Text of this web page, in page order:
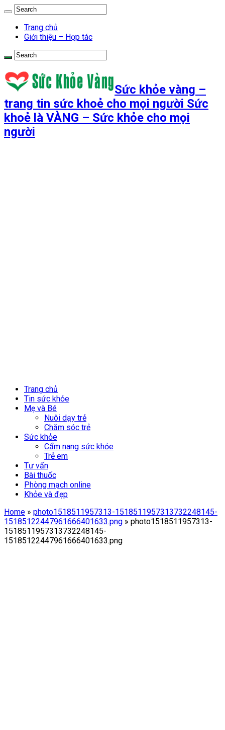
Trang chủ
Giới thiệu – Hợp tác
Sức khỏe vàng –
trang tin sức khoẻ cho mọi người Sức
khoẻ là VÀNG – Sức khỏe cho mọi
người
Trang chủ
Tin sức khỏe
Mẹ và Bé
Nuôi dạy trẻ
Chăm sóc trẻ
Sức khỏe
Cẩm nang sức khỏe
Trẻ em
Tư vấn
Bài thuốc
Phòng mạch online
Khỏe và đẹp
Home » photo1518511957313-1518511957313732248145-
15185122447961666401633.png » photo1518511957313-
1518511957313732248145-
15185122447961666401633.png